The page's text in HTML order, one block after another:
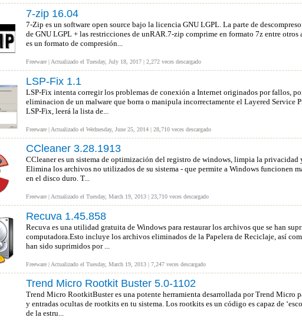
7-zip 16.04
7-Zip es un software open source bajo la licencia GNU LGPL. La parte de
de GNU LGPL + las restricciones de unRAR.7-zip comprime en formato 7z entre otros
es un formato de compresión...
Freeware | Actualizado el Tuesday, July 18, 2017 | 2,272 veces descargado
LSP-Fix 1.1
LSP-Fix intenta corregir los problemas de conexión a Internet originados por fallos,
eliminacion de un malware que borra o manipula incorrectamente el Layered Service
LSP-Fix, leerá la lista de...
Freeware | Actualizado el Wednesday, June 25, 2014 | 28,710 veces descargado
CCleaner 3.28.1913
CCleaner es un sistema de optimización del registro de windows, limpia la privacidad
Elimina los archivos no utilizados de su sistema - que permite a Windows funcionen
en el disco duro. T...
Freeware | Actualizado el Tuesday, March 19, 2013 | 23,710 veces descargado
Recuva 1.45.858
Recuva es una utilidad gratuita de Windows para restaurar los archivos que se han
computadora.Esto incluye los archivos eliminados de la Papelera de Reciclaje, así
han sido suprimidos por ...
Freeware | Actualizado el Tuesday, March 19, 2013 | 7,247 veces descargado
Trend Micro Rootkit Buster 5.0-1102
Trend Micro RootkitBuster es una potente herramienta desarrollada por Trend Micro
y entradas ocultas de rootkits en tu sistema. Los rootkits es un código es capaz de
de la estru...